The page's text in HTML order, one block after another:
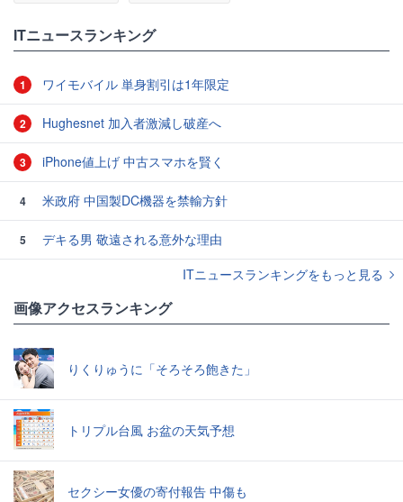
ITニュースランキング
1 ワイモバイル 単身割引は1年限定
2 Hughesnet 加入者激減し破産へ
3 iPhone値上げ 中古スマホを賢く
4 米政府 中国製DC機器を禁輸方針
5
デキる男 敬遠される意外な理由
ITニュースランキングをもっと見る
画像アクセスランキング
りくりゅうに「そろそろ飽きた」
トリプル台風 お盆の天気予想
セクシー女優の寄付報告 中傷も